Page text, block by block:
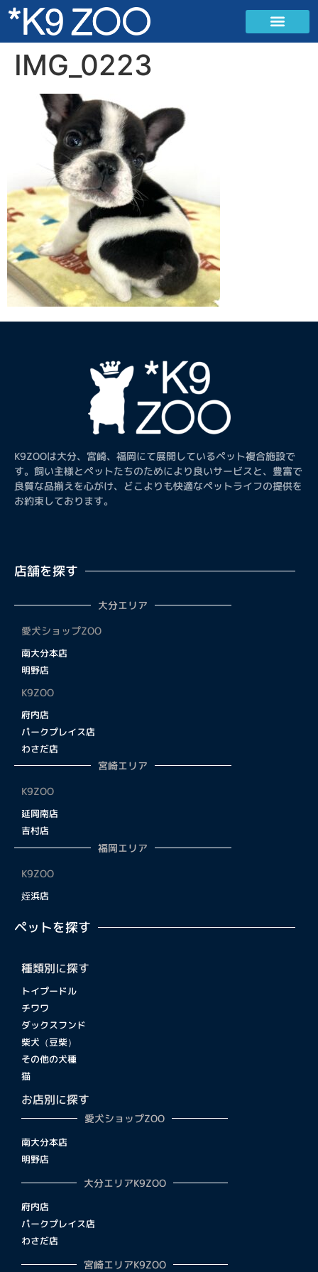
IMG_0223
K9ZOOは大分、宮崎、福岡にて展開しているペット複合施設で
す。飼い主様とペットたちのためにより良いサービスと、豊富で
良質な品揃えを心がけ、どこよりも快適なペットライフの提供を
お約束しております。
店舗を探す
大分エリア
愛犬ショップZOO
南大分本店
明野店
K9ZOO
府内店
パークプレイス店
わさだ店
宮崎エリア
K9ZOO
延岡南店
吉村店
福岡エリア
K9ZOO
姪浜店
ペットを探す
種類別に探す
トイプードル
チワワ
ダックスフンド
柴犬（豆柴）
その他の犬種
猫
お店別に探す
愛犬ショップZOO
南大分本店
明野店
大分エリアK9ZOO
府内店
パークプレイス店
わさだ店
宮崎エリアK9ZOO